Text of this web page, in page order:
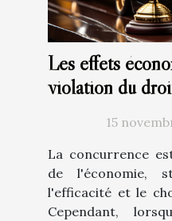
Les effets
violation du
concurrence:
15
La concurrence
de l'économie,
l'efficacité et le
Cependant,